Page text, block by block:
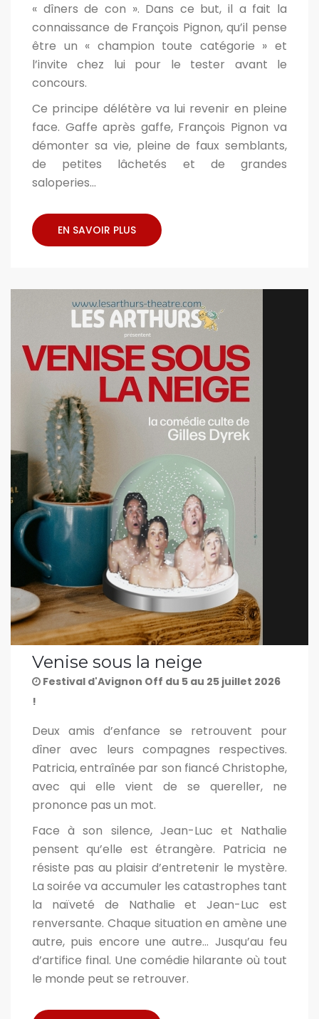
« dîners de con ». Dans ce but, il a fait la
connaissance de François Pignon, qu’il pense
être un « champion toute catégorie » et
l’invite chez lui pour le tester avant le
concours.
Ce principe délétère va lui revenir en pleine
face. Gaffe après gaffe, François Pignon va
démonter sa vie, pleine de faux semblants,
de petites lâchetés et de grandes
saloperies…
EN SAVOIR PLUS
Venise sous la neige
Festival d'Avignon Off du 5 au 25 juillet 2026
!
Deux amis d’enfance se retrouvent pour
dîner avec leurs compagnes respectives.
Patricia, entraînée par son fiancé Christophe,
avec qui elle vient de se quereller, ne
prononce pas un mot.
Face à son silence, Jean-Luc et Nathalie
pensent qu’elle est étrangère. Patricia ne
résiste pas au plaisir d’entretenir le mystère.
La soirée va accumuler les catastrophes tant
la naïveté de Nathalie et Jean-Luc est
renversante. Chaque situation en amène une
autre, puis encore une autre... Jusqu’au feu
d’artifice final. Une comédie hilarante où tout
le monde peut se retrouver.